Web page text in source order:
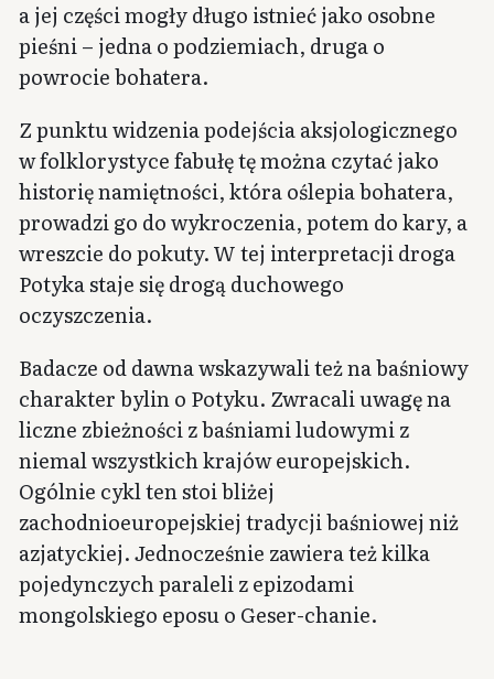
a jej części mogły długo istnieć jako osobne
pieśni – jedna o podziemiach, druga o
powrocie bohatera.
Z punktu widzenia podejścia aksjologicznego
w folklorystyce fabułę tę można czytać jako
historię namiętności, która oślepia bohatera,
prowadzi go do wykroczenia, potem do kary, a
wreszcie do pokuty. W tej interpretacji droga
Potyka staje się drogą duchowego
oczyszczenia.
Badacze od dawna wskazywali też na baśniowy
charakter bylin o Potyku. Zwracali uwagę na
liczne zbieżności z baśniami ludowymi z
niemal wszystkich krajów europejskich.
Ogólnie cykl ten stoi bliżej
zachodnioeuropejskiej tradycji baśniowej niż
azjatyckiej. Jednocześnie zawiera też kilka
pojedynczych paraleli z epizodami
mongolskiego eposu o Geser-chanie.